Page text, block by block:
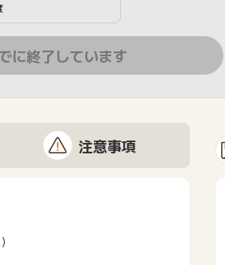
に終了しています
注意事項